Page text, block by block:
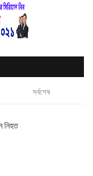
সর্বশেষ
নিহত